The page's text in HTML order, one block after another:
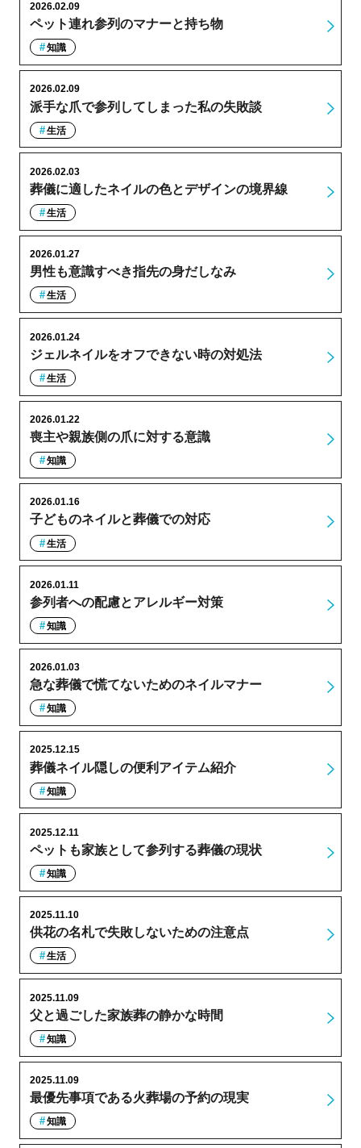
ペット連れ参列のマナーと持ち物
2026.02.09
知識
派手な爪で参列してしまった私の失敗談
2026.02.09
生活
葬儀に適したネイルの色とデザインの境界線
2026.02.03
生活
男性も意識すべき指先の身だしなみ
2026.01.27
生活
ジェルネイルをオフできない時の対処法
2026.01.24
生活
喪主や親族側の爪に対する意識
2026.01.22
知識
子どものネイルと葬儀での対応
2026.01.16
生活
参列者への配慮とアレルギー対策
2026.01.11
知識
急な葬儀で慌てないためのネイルマナー
2026.01.03
知識
葬儀ネイル隠しの便利アイテム紹介
2025.12.15
知識
ペットも家族として参列する葬儀の現状
2025.12.11
知識
供花の名札で失敗しないための注意点
2025.11.10
生活
父と過ごした家族葬の静かな時間
2025.11.09
知識
最優先事項である火葬場の予約の現実
2025.11.09
知識